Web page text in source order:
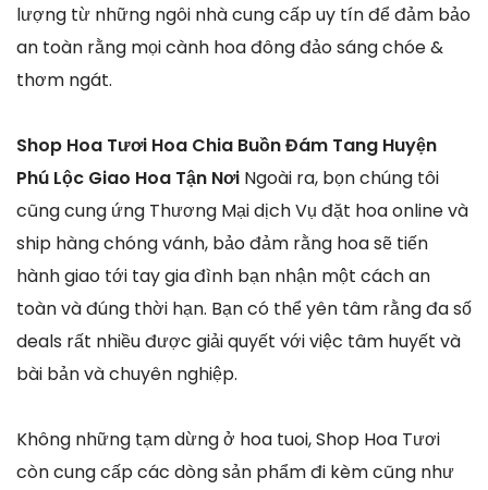
lượng từ những ngôi nhà cung cấp uy tín để đảm bảo
an toàn rằng mọi cành hoa đông đảo sáng chóe &
thơm ngát.
Shop Hoa Tươi Hoa Chia Buồn Đám Tang Huyện
Phú Lộc Giao Hoa Tận Nơi Ngoài ra, bọn chúng tôi
cũng cung ứng Thương Mại dịch Vụ đặt hoa online và
ship hàng chóng vánh, bảo đảm rằng hoa sẽ tiến
hành giao tới tay gia đình bạn nhận một cách an
toàn và đúng thời hạn. Bạn có thể yên tâm rằng đa số
deals rất nhiều được giải quyết với việc tâm huyết và
bài bản và chuyên nghiệp.
Không những tạm dừng ở hoa tuoi, Shop Hoa Tươi
còn cung cấp các dòng sản phẩm đi kèm cũng như